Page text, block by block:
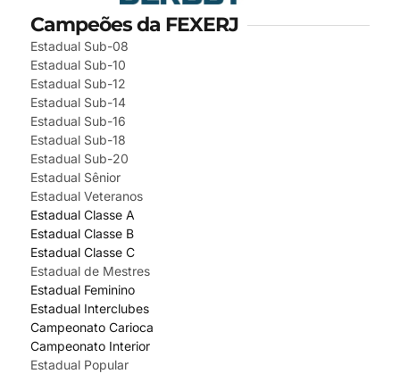
Campeões da FEXERJ
Estadual Sub-08
Estadual Sub-10
Estadual Sub-12
Estadual Sub-14
Estadual Sub-16
Estadual Sub-18
Estadual Sub-20
Estadual Sênior
Estadual Veteranos
Estadual Classe A
Estadual Classe B
Estadual Classe C
Estadual de Mestres
Estadual Feminino
Estadual Interclubes
Campeonato Carioca
Campeonato Interior
Estadual Popular